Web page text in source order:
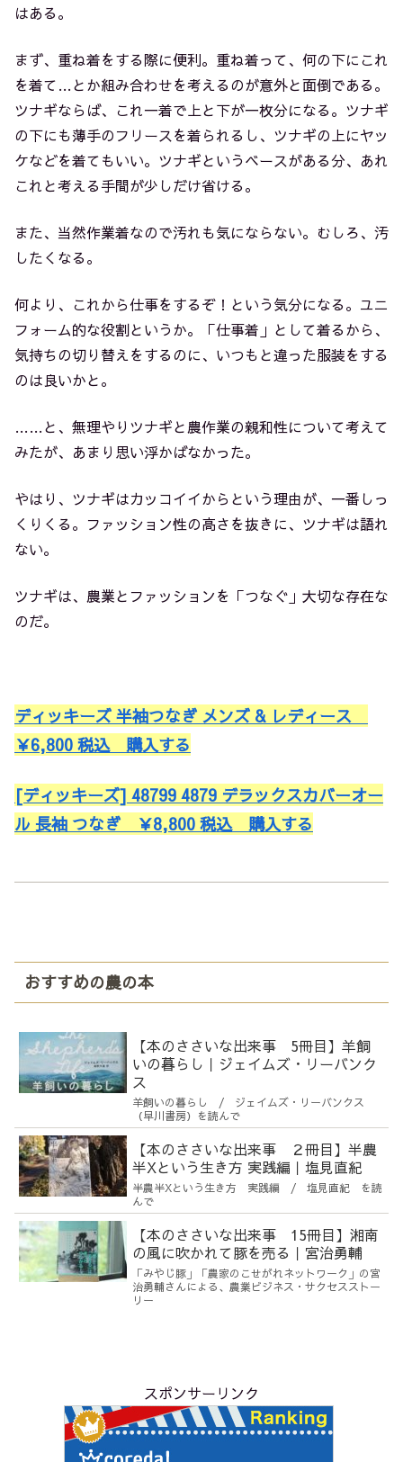
はある。
まず、重ね着をする際に便利。重ね着って、何の下にこれ
を着て…とか組み合わせを考えるのが意外と面倒である。
ツナギならば、これ一着で上と下が一枚分になる。ツナギ
の下にも薄手のフリースを着られるし、ツナギの上にヤッ
ケなどを着てもいい。ツナギというベースがある分、あれ
これと考える手間が少しだけ省ける。
また、当然作業着なので汚れも気にならない。むしろ、汚
したくなる。
何より、これから仕事をするぞ！という気分になる。ユニ
フォーム的な役割というか。「仕事着」として着るから、
気持ちの切り替えをするのに、いつもと違った服装をする
のは良いかと。
……と、無理やりツナギと農作業の親和性について考えて
みたが、あまり思い浮かばなかった。
やはり、ツナギはカッコイイからという理由が、一番しっ
くりくる。ファッション性の高さを抜きに、ツナギは語れ
ない。
ツナギは、農業とファッションを「つなぐ」大切な存在な
のだ。
ディッキーズ 半袖つなぎ メンズ & レディース
￥6,800 税込 購入する
[ディッキーズ] 48799 4879 デラックスカバーオー
ル 長袖 つなぎ
￥8,800 税込 購入する
おすすめの農の本
【本のささいな出来事 5冊目】羊飼
いの暮らし｜ジェイムズ・リーバンク
ス
羊飼いの暮らし / ジェイムズ・リーバンクス
（早川書房）を読んで
【本のささいな出来事 ２冊目】半農
半Xという生き方 実践編｜塩見直紀
半農半Xという生き方 実践編 / 塩見直紀 を読
んで
【本のささいな出来事 15冊目】湘南
の風に吹かれて豚を売る｜宮治勇輔
「みやじ豚」「農家のこせがれネットワーク」の宮
治勇輔さんによる、農業ビジネス・サクセスストー
リー
スポンサーリンク